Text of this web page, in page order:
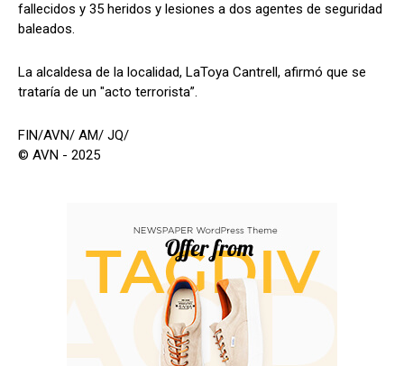
fallecidos y 35 heridos y lesiones a dos agentes de seguridad
baleados.
La alcaldesa de la localidad, LaToya Cantrell, afirmó que se
trataría de un "acto terrorista”.
FIN/AVN/ AM/ JQ/
© AVN - 2025